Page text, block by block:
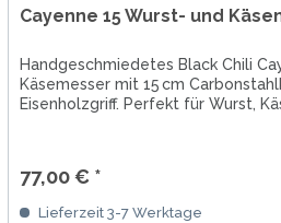
Cayenne 15 Wurst- und
Handgeschmiedetes Black Chili
Käsemesser mit 15 cm
Eisenholzgriff. Perfekt für Wurst,
77,00 € *
Lieferzeit 3-7 Werktage